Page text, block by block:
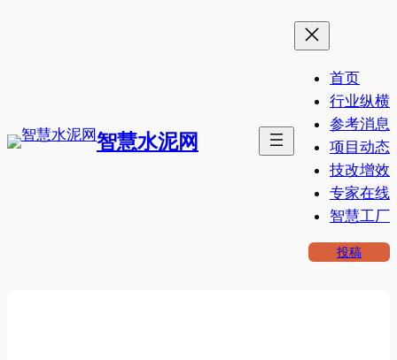
智慧水泥网
首页
行业纵横
参考消息
项目动态
技改增效
专家在线
智慧工厂
投稿